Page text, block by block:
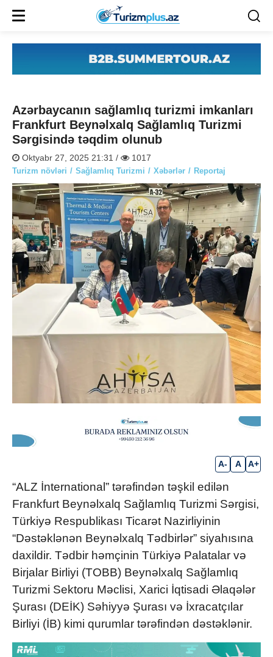
Azərbaycanın sağlamlıq turizmi imkanları
Frankfurt Beynəlxalq Sağlamlıq Turizmi
Sərgisində təqdim olunub
Oktyabr 27, 2025 21:31 / 1017
Turizm növləri Sağlamlıq Turizmi Xəbərlər Reportaj
A- A A+
“ALZ İnternational” tərəfindən təşkil edilən
Frankfurt Beynəlxalq Sağlamlıq Turizmi Sərgisi,
Türkiyə Respublikası Ticarət Nazirliyinin
“Dəstəklənən Beynəlxalq Tədbirlər” siyahısına
daxildir. Tədbir həmçinin Türkiyə Palatalar və
Birjalar Birliyi (TOBB) Beynəlxalq Sağlamlıq
Turizmi Sektoru Məclisi, Xarici İqtisadi Əlaqələr
Şurası (DEİK) Səhiyyə Şurası və İxracatçılar
Birliyi (İB) kimi qurumlar tərəfindən dəstəklənir.